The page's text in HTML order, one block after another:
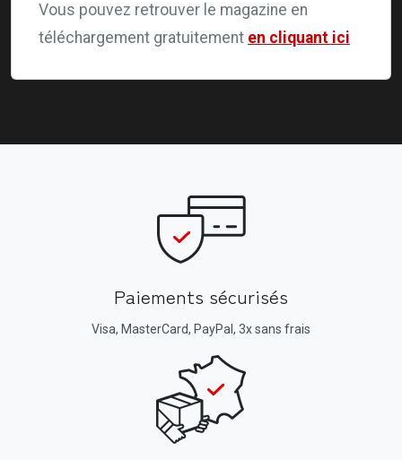
Vous pouvez retrouver le magazine en
téléchargement gratuitement en cliquant ici
Paiements sécurisés
Visa, MasterCard, PayPal, 3x sans frais